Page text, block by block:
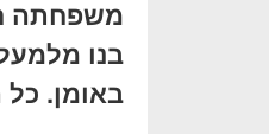
משפחתה
בנו
באומן.